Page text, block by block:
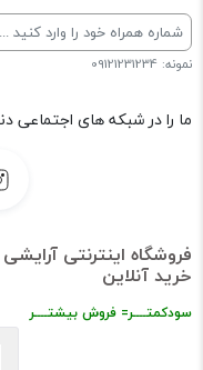
نمونه: 09121231234
ما را در شبکه های اجتماعی
فروشگاه اینترنتی
خرید آنلاین
سودکمتــــر= فروش بیشتــــر